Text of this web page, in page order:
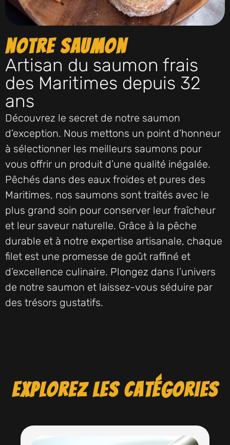
notre saumon
Artisan du saumon frais
des Maritimes depuis 32
ans
Découvrez le secret de notre saumon
d’exception. Nous mettons un point d’honneur
à sélectionner les meilleurs saumons pour
vous offrir un produit d’une qualité inégalée.
Pêchés dans des eaux froides et pures des
Maritimes, nos saumons sont traités avec le
plus grand soin pour conserver leur fraîcheur
et leur saveur naturelle. Grâce à la pêche
durable et à notre expertise artisanale, chaque
filet est une promesse de goût raffiné et
d’excellence culinaire. Plongez dans l’univers
de notre saumon et laissez-vous séduire par
des trésors gustatifs.
Explorez les catégories